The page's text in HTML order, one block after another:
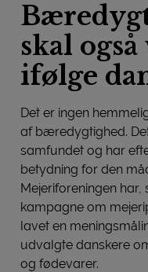
skal
ifølge
Det er ingen
af bæredygtighed.
samfundet og har
betydning for den
Mejeriforeningen
kampagne om
lavet en
udvalgte danskere
og fødevarer.